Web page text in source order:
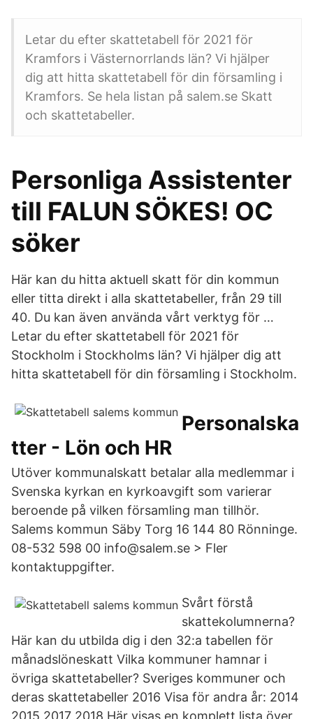
Letar du efter skattetabell för 2021 för
Kramfors i Västernorrlands län? Vi hjälper
dig att hitta skattetabell för din församling i
Kramfors. Se hela listan på salem.se Skatt
och skattetabeller.
Personliga Assistenter
till FALUN SÖKES! OC
söker
Här kan du hitta aktuell skatt för din kommun
eller titta direkt i alla skattetabeller, från 29 till
40. Du kan även använda vårt verktyg för …
Letar du efter skattetabell för 2021 för
Stockholm i Stockholms län? Vi hjälper dig att
hitta skattetabell för din församling i Stockholm.
Personalska
tter - Lön och HR
Utöver kommunalskatt betalar alla medlemmar i
Svenska kyrkan en kyrkoavgift som varierar
beroende på vilken församling man tillhör.
Salems kommun Säby Torg 16 144 80 Rönninge.
08-532 598 00 info@salem.se > Fler
kontaktuppgifter.
Svårt förstå
skattekolumnerna?
Här kan du utbilda dig i den 32:a tabellen för
månadslöneskatt Vilka kommuner hamnar i
övriga skattetabeller? Sveriges kommuner och
deras skattetabeller 2016 Visa för andra år: 2014
2015 2017 2018 Här visas en komplett lista över